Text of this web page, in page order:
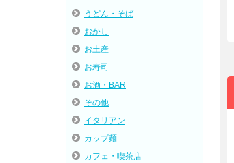
うどん・そば
おかし
お土産
お寿司
お酒・BAR
その他
イタリアン
カップ麺
カフェ・喫茶店